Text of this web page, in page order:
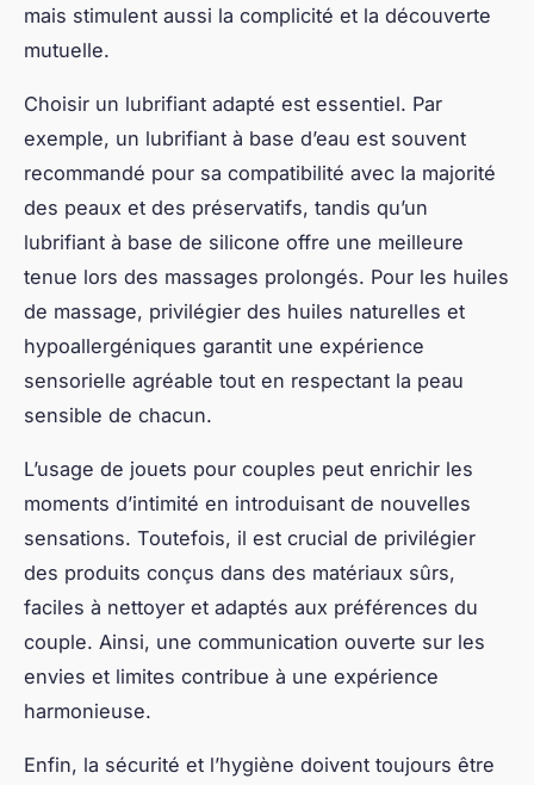
mais stimulent aussi la complicité et la découverte
mutuelle.
Choisir un lubrifiant adapté est essentiel. Par
exemple, un lubrifiant à base d’eau est souvent
recommandé pour sa compatibilité avec la majorité
des peaux et des préservatifs, tandis qu’un
lubrifiant à base de silicone offre une meilleure
tenue lors des massages prolongés. Pour les huiles
de massage, privilégier des huiles naturelles et
hypoallergéniques garantit une expérience
sensorielle agréable tout en respectant la peau
sensible de chacun.
L’usage de jouets pour couples peut enrichir les
moments d’intimité en introduisant de nouvelles
sensations. Toutefois, il est crucial de privilégier
des produits conçus dans des matériaux sûrs,
faciles à nettoyer et adaptés aux préférences du
couple. Ainsi, une communication ouverte sur les
envies et limites contribue à une expérience
harmonieuse.
Enfin, la sécurité et l’hygiène doivent toujours être